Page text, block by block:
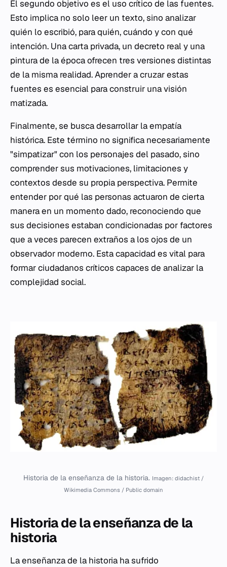
El segundo objetivo es el uso crítico de las fuentes.
Esto implica no solo leer un texto, sino analizar
quién lo escribió, para quién, cuándo y con qué
intención. Una carta privada, un decreto real y una
pintura de la época ofrecen tres versiones distintas
de la misma realidad. Aprender a cruzar estas
fuentes es esencial para construir una visión
matizada.
Finalmente, se busca desarrollar la empatía
histórica. Este término no significa necesariamente
"simpatizar" con los personajes del pasado, sino
comprender sus motivaciones, limitaciones y
contextos desde su propia perspectiva. Permite
entender por qué las personas actuaron de cierta
manera en un momento dado, reconociendo que
sus decisiones estaban condicionadas por factores
que a veces parecen extraños a los ojos de un
observador moderno. Esta capacidad es vital para
formar ciudadanos críticos capaces de analizar la
complejidad social.
Historia de la enseñanza de la historia. Imagen: didachist /
Wikimedia Commons / Public domain
Historia de la enseñanza de la
historia
La enseñanza de la historia ha sufrido